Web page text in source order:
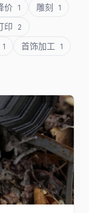
价 1 雕刻 1
印 2
1 首饰加工 1